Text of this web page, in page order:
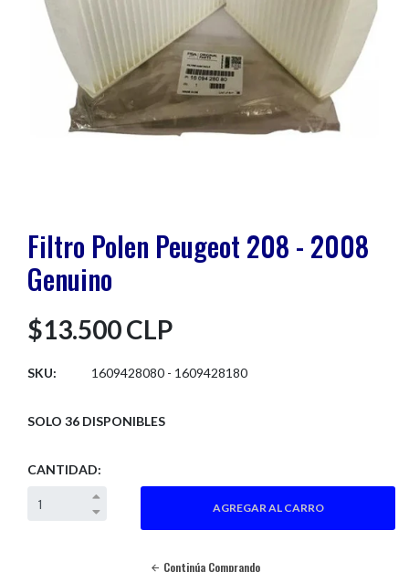
Filtro Polen Peugeot 208 - 2008
Genuino
$13.500 CLP
SKU: 1609428080 - 1609428180
SOLO 36 DISPONIBLES
CANTIDAD:
Continúa Comprando